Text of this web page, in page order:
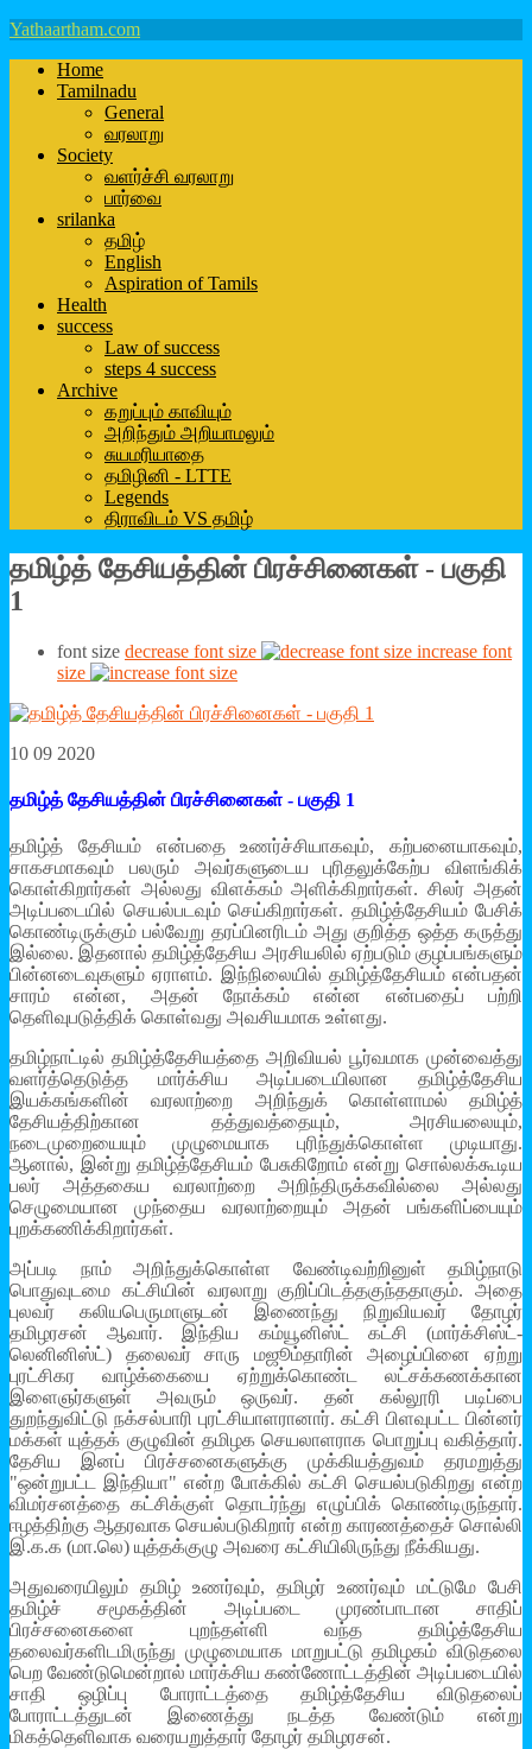
Yathaartham.com
Home
Tamilnadu
General
வரலாறு
Society
வளர்ச்சி வரலாறு
பார்வை
srilanka
தமிழ்
English
Aspiration of Tamils
Health
success
Law of success
steps 4 success
Archive
கறுப்பும் காவியும்
அறிந்தும் அறியாமலும்
சுயமரியாதை
தமிழினி - LTTE
Legends
திராவிடம் VS தமிழ்
தமிழ்த் தேசியத்தின் பிரச்சினைகள் - பகுதி
1
font size decrease font size
increase font
size
10 09 2020
தமிழ்த் தேசியத்தின் பிரச்சினைகள் - பகுதி 1
தமிழ்த் தேசியம் என்பதை உணர்ச்சியாகவும், கற்பனையாகவும்,
சாகசமாகவும் பலரும் அவர்களுடைய புரிதலுக்கேற்ப விளங்கிக்
கொள்கிறார்கள் அல்லது விளக்கம் அளிக்கிறார்கள். சிலர் அதன்
அடிப்படையில் செயல்படவும் செய்கிறார்கள். தமிழ்த்தேசியம் பேசிக்
கொண்டிருக்கும் பல்வேறு தரப்பினரிடம் அது குறித்த ஒத்த கருத்து
இல்லை. இதனால் தமிழ்த்தேசிய அரசியலில் ஏற்படும் குழப்பங்களும்
பின்னடைவுகளும் ஏராளம். இந்நிலையில் தமிழ்த்தேசியம் என்பதன்
சாரம் என்ன, அதன் நோக்கம் என்ன என்பதைப் பற்றி
தெளிவுபடுத்திக் கொள்வது அவசியமாக உள்ளது.
தமிழ்நாட்டில் தமிழ்த்தேசியத்தை அறிவியல் பூர்வமாக முன்வைத்து
வளர்த்தெடுத்த மார்க்சிய அடிப்படையிலான தமிழ்த்தேசிய
இயக்கங்களின் வரலாற்றை அறிந்துக் கொள்ளாமல் தமிழ்த்
தேசியத்திற்கான தத்துவத்தையும், அரசியலையும்,
நடைமுறையையும் முழுமையாக புரிந்துக்கொள்ள முடியாது.
ஆனால், இன்று தமிழ்த்தேசியம் பேசுகிறோம் என்று சொல்லக்கூடிய
பலர் அத்தகைய வரலாற்றை அறிந்திருக்கவில்லை அல்லது
செழுமையான முந்தைய வரலாற்றையும் அதன் பங்களிப்பையும்
புறக்கணிக்கிறார்கள்.
அப்படி நாம் அறிந்துக்கொள்ள வேண்டிவற்றினுள் தமிழ்நாடு
பொதுவுடமை கட்சியின் வரலாறு குறிப்பிடத்தகுந்ததாகும். அதை
புலவர் கலியபெருமாளுடன் இணைந்து நிறுவியவர் தோழர்
தமிழரசன் ஆவார். இந்திய கம்யூனிஸ்ட் கட்சி (மார்க்சிஸ்ட்-
லெனினிஸ்ட்) தலைவர் சாரு மஜூம்தாரின் அழைப்பினை ஏற்று
புரட்சிகர வாழ்க்கையை ஏற்றுக்கொண்ட லட்சக்கணக்கான
இளைஞர்களுள் அவரும் ஒருவர். தன் கல்லூரி படிப்பை
துறந்துவிட்டு நக்சல்பாரி புரட்சியாளரானார். கட்சி பிளவுபட்ட பின்னர்
மக்கள் யுத்தக் குழுவின் தமிழக செயலாளராக பொறுப்பு வகித்தார்.
தேசிய இனப் பிரச்சனைகளுக்கு முக்கியத்துவம் தரமறுத்து
"ஒன்றுபட்ட இந்தியா" என்ற போக்கில் கட்சி செயல்படுகிறது என்ற
விமர்சனத்தை கட்சிக்குள் தொடர்ந்து எழுப்பிக் கொண்டிருந்தார்.
ஈழத்திற்கு ஆதரவாக செயல்படுகிறார் என்ற காரணத்தைச் சொல்லி
இ.க.க (மா.லெ) யுத்தக்குழு அவரை கட்சியிலிருந்து நீக்கியது.
அதுவரையிலும் தமிழ் உணர்வும், தமிழர் உணர்வும் மட்டுமே பேசி
தமிழ்ச் சமூகத்தின் அடிப்படை முரண்பாடான சாதிப்
பிரச்சனைகளை புறந்தள்ளி வந்த தமிழ்த்தேசிய
தலைவர்களிடமிருந்து முழுமையாக மாறுபட்டு தமிழகம் விடுதலை
பெற வேண்டுமென்றால் மார்க்சிய கண்ணோட்டத்தின் அடிப்படையில்
சாதி ஒழிப்பு போராட்டத்தை தமிழ்த்தேசிய விடுதலைப்
போராட்டத்துடன் இணைத்து நடத்த வேண்டும் என்று
மிகத்தெளிவாக வரையறுத்தார் தோழர் தமிழரசன்.